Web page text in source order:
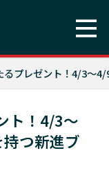
るプレゼント！4/3〜
ト！4/3〜
つ新進ブ